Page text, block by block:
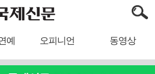
예 오피니언 동영상